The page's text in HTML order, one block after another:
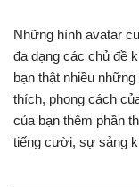
Những hình avatar
đa dạng các chủ đề
bạn thật nhiều
thích, phong cách
của bạn thêm phần
tiếng cười, sự sảng